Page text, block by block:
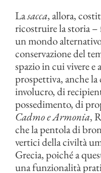
Lasacca, allora,
ricostruire la storia
un mondo
conservazione del
spazio in cui vivere e
prospettiva, anche la
involucro, di
possedimento, di
Cadmo e Armonia,
che la pentola di
vertici della civiltà
Grecia, poiché a
una funzionalità